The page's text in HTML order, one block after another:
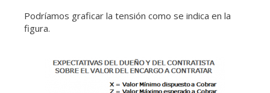
Podríamos graficar la tensión como se indica en la
figura.